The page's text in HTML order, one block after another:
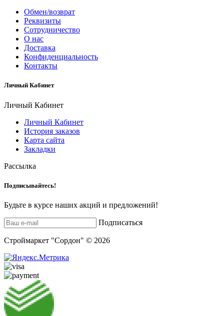
Обмен/возврат
Реквизиты
Сотрудничество
О нас
Доставка
Конфиденциальность
Контакты
Личный Кабинет
Личный Кабинет
Личный Кабинет
История заказов
Карта сайта
Закладки
Рассылка
Подписывайтесь!
Будьте в курсе наших акций и предложений!
Подписаться
Строймаркет "Сордон" © 2026